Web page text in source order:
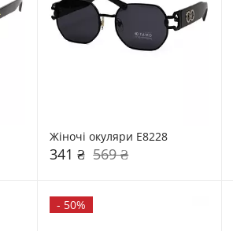
Жіночі окуляри E8228
341 ₴ 569 ₴
- 50%